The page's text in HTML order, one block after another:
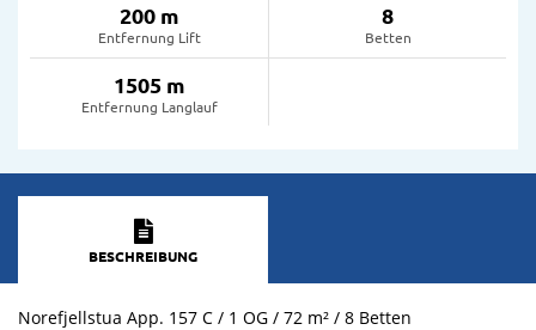
200 m
Entfernung Lift
8
Betten
1505 m
Entfernung Langlauf
BESCHREIBUNG
Norefjellstua App. 157 C / 1 OG / 72 m² / 8 Betten